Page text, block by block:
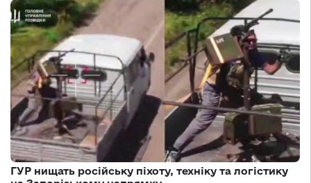
ГУР нищать російську піхоту, техніку та логістику